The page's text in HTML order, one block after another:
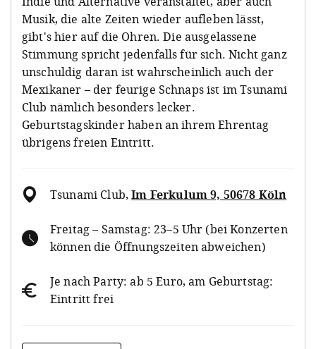
Musik, die alte Zeiten wieder aufleben lässt,
gibt's hier auf die Ohren. Die ausgelassene
Stimmung spricht jedenfalls für sich. Nicht ganz
unschuldig daran ist wahrscheinlich auch der
Mexikaner – der feurige Schnaps ist im Tsunami
Club nämlich besonders lecker.
Geburtstagskinder haben an ihrem Ehrentag
übrigens freien Eintritt.
Tsunami Club,Im Ferkulum 9, 50678 Köln
Freitag – Samstag: 23–5 Uhr (bei Konzerten
können die Öffnungszeiten abweichen)
Je nach Party: ab 5 Euro, am Geburtstag:
Eintritt frei